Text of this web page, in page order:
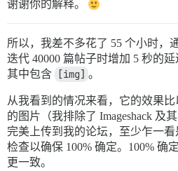
谢谢你的解释。
所以，我差不多花了 55 个小时，
迭代 40000 篇帖子时增加 5 秒的
其中包含
[img] 。
从我看到的情况来看，它的效果
的图片（我排除了 Imageshack 及
完美上传到我的论坛，至少乍一
检查以确保 100% 确定。100% 确
更一致。